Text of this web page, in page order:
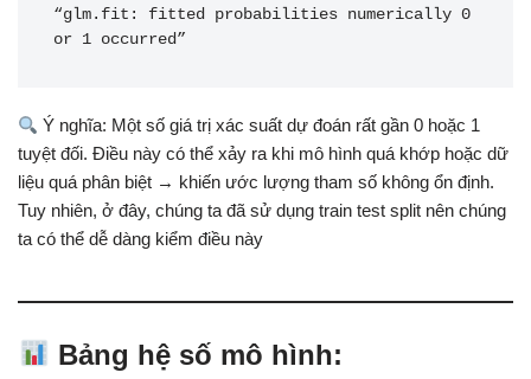
“glm.fit: fitted probabilities numerically 0
Ý nghĩa: Một số giá trị xác suất dự đoán rất gần 0 hoặc 1
tuyệt đối. Điều này có thể xảy ra khi mô hình quá khớp hoặc dữ
liệu quá phân biệt → khiến ước lượng tham số không ổn định.
Tuy nhiên, ở đây, chúng ta đã sử dụng train test split nên chúng
ta có thể dễ dàng kiểm điều này
Bảng hệ số mô hình: